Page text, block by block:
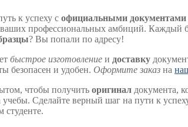
к успеху с официальными документами
профессиональных амбиций. Каждый
? Вы попали по адресу!
быстрое изготовление и доставку
безопасен и удобен. Оформите заказ на
чтобы получить оригинал документа,
Сделайте верный шаг на пути к
студенте.